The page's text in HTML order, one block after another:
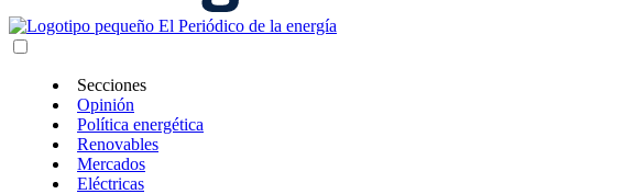
Secciones
Opinión
Política energética
Renovables
Mercados
Eléctricas